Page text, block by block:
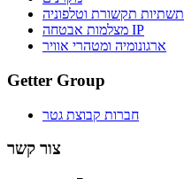
תשתיות תקשורת וטלפוניה
מצלמות אבטחה IP
ארגונומיה ומטהרי אוויר
Getter Group
חברות קבוצת גטר
צור קשר